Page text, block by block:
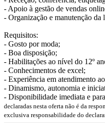
- Apoio à gestão de vendas
- Organização e manutenção da
Requisitos:
- Gosto por moda;
- Boa disposição;
- Habilitações ao nível do 12º
- Conhecimentos de excel;
- Experiência em atendimento
- Dinamismo, autonomia e
- Disponibilidade imediata e
declaradas nesta oferta não é da
exclusiva responsabilidade do